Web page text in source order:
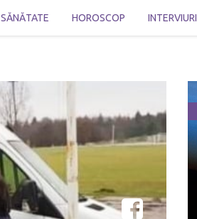
SĂNĂTATE HOROSCOP INTERVIURI